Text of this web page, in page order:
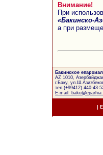
Внимание!
При
«Бакинско-
а при
Бакинское
AZ 1010,
г.Баку,
тел.(+99412) 440-43-
E-mail: